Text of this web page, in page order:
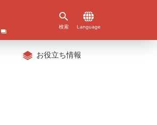
検索 Language
お役立ち情報